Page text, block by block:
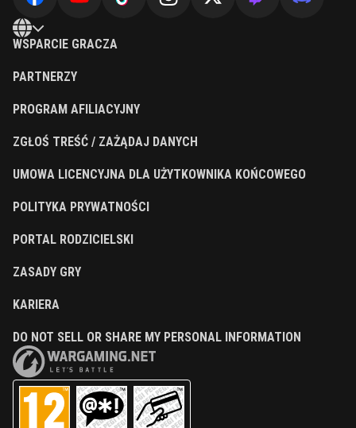
WSPARCIE GRACZA
PARTNERZY
PROGRAM AFILIACYJNY
ZGŁOŚ TREŚĆ / ZAŻĄDAJ DANYCH
UMOWA LICENCYJNA DLA UŻYTKOWNIKA KOŃCOWEGO
POLITYKA PRYWATNOŚCI
PORTAL RODZICIELSKI
ZASADY GRY
KARIERA
DO NOT SELL OR SHARE MY PERSONAL INFORMATION